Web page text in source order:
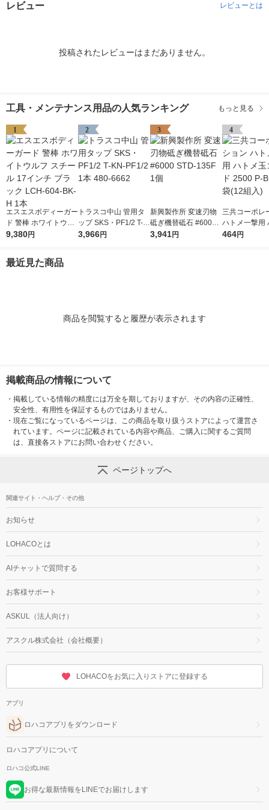
レビュー レビューとは
投稿されたレビューはまだありません。
工具・メンテナンス用品の人気ランキング もっと見る
1
エスエスボディーガー
ド 警棒 ホワイトウル
フ スチール 17インチ
9,380円
2
トラスコ中山 管用タ
ップ SKS・PF1/2 T-K
N-PF1/2 1本 480-666
3,966円
3
新興製作所 変速刃物
砥ぎ機替砥石 #6000
STD-135F 1個
3,941円
4
三共コーポレ
ハトメ一撃用
玉ゴールド
464円
最近見た商品
商品を閲覧すると履歴が表示されます
掲載商品の情報について
・ 掲載している情報の精度には万全を期しておりますが、その内容の正確性、
安全性、有用性を保証するものではありません。
・ 現在ご覧になっているページは、この商品を取り扱うストアによって運営さ
れています。ページに記載されている内容や商品、ご購入に関するご質問
は、直接各ストアにお問い合わせください。
ページトップへ
関連サイト・ヘルプ・その他
お知らせ
LOHACOとは
AIチャットで質問する
お客様サポート
ASKUL（法人向け）
アスクル株式会社（会社概要）
LOHACOをお気に入りストアに登録する
アプリ
ロハコアプリをダウンロード
ロハコアプリについて
ロハコ公式LINE
お得な最新情報をLINEでお届けします